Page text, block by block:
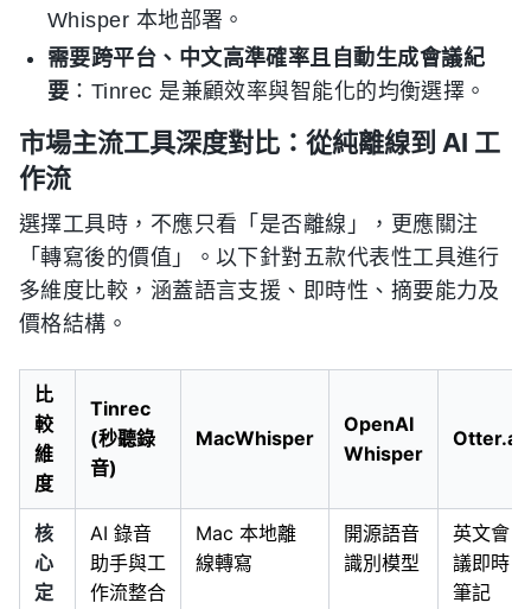
Whisper 本地部署。
需要跨平台、中文高準確率且自動生成會議紀
要 ：Tinrec 是兼顧效率與智能化的均衡選擇。
市場主流工具深度對比：從純離線到 AI 工
作流
選擇工具時，不應只看「是否離線」，更應關注
「轉寫後的價值」。以下針對五款代表性工具進行
多維度比較，涵蓋語言支援、即時性、摘要能力及
價格結構。
比
較
維
度
Tinrec
(秒聽錄
音)
MacWhisper
OpenAI
Whisper
Otter.ai
核
心
定
AI 錄音
助手與工
作流整合
Mac 本地離
線轉寫
開源語音
識別模型
英文會
議即時
筆記